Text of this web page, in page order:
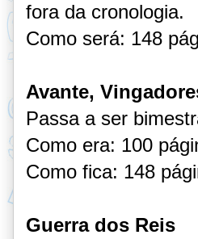
fora da cronologia.
Como será: 148
Avante,
Passa a ser
Como era: 100
Como fica: 148
Guerra dos Reis